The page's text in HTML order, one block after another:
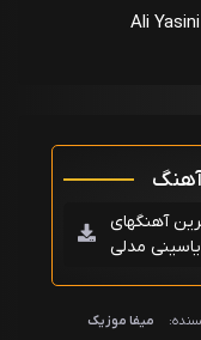
Ali
آهنگهای
مدلی
میفا موزیک